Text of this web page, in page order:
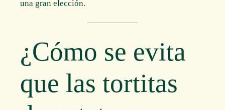
una gran elección.
¿Cómo se evita
que las tortitas